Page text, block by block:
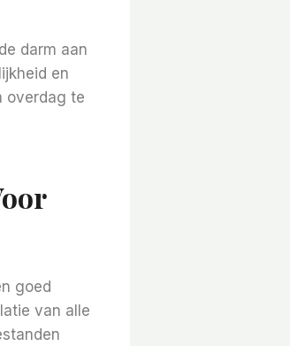
darm aan
en
overdag te
goed
van alle